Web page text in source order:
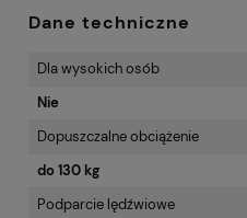
Dane techniczne
Dla wysokich osób
Nie
Dopuszczalne obciążenie
do 130 kg
Podparcie lędźwiowe